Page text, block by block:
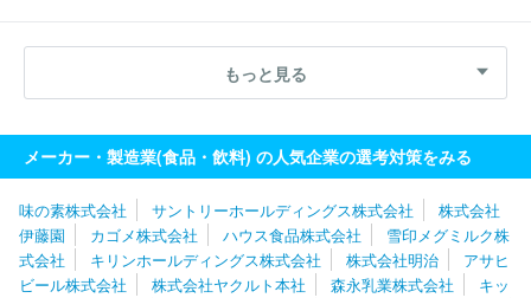
もっと見る
メーカー・製造業(食品・飲料) の人気企業の選考対策をみる
味の素株式会社 サントリーホールディングス株式会社
株式会社
伊藤園
カゴメ株式会社 ハウス食品株式会社
雪印メグミルク株
式会社
キリンホールディングス株式会社 株式会社明治
アサヒ
ビール株式会社
株式会社ヤクルト本社 森永乳業株式会社
キッ